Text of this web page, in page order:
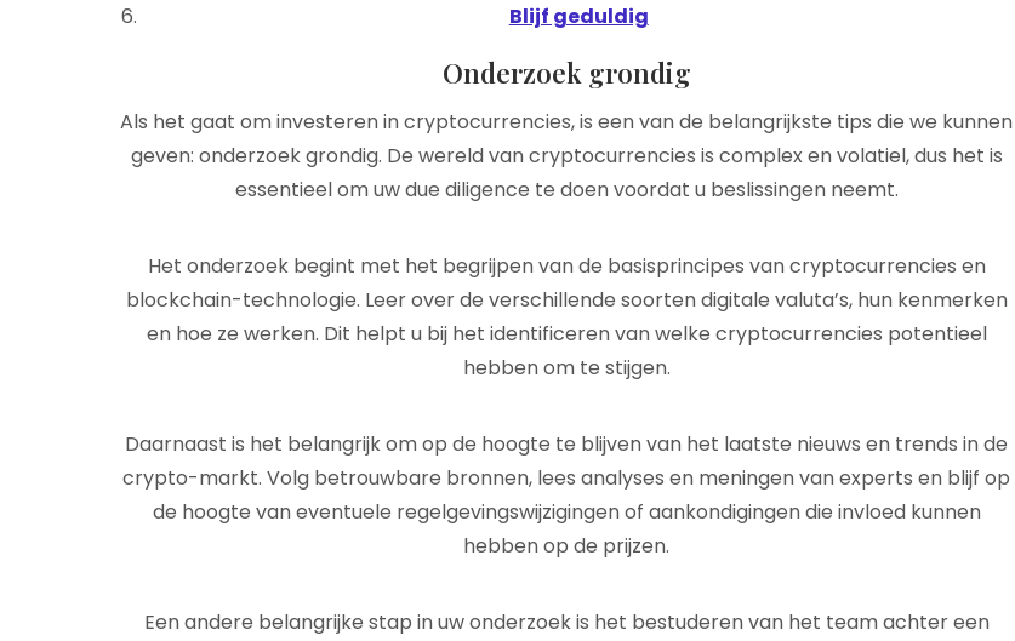
Blijf geduldig
Onderzoek grondig
Als het gaat om investeren in cryptocurrencies, is een van de belangrijkste tips die we kunnen
geven: onderzoek grondig. De wereld van cryptocurrencies is complex en volatiel, dus het is
essentieel om uw due diligence te doen voordat u beslissingen neemt.
Het onderzoek begint met het begrijpen van de basisprincipes van cryptocurrencies en
blockchain-technologie. Leer over de verschillende soorten digitale valuta’s, hun kenmerken
en hoe ze werken. Dit helpt u bij het identificeren van welke cryptocurrencies potentieel
hebben om te stijgen.
Daarnaast is het belangrijk om op de hoogte te blijven van het laatste nieuws en trends in de
crypto-markt. Volg betrouwbare bronnen, lees analyses en meningen van experts en blijf op
de hoogte van eventuele regelgevingswijzigingen of aankondigingen die invloed kunnen
hebben op de prijzen.
Een andere belangrijke stap in uw onderzoek is het bestuderen van het team achter een